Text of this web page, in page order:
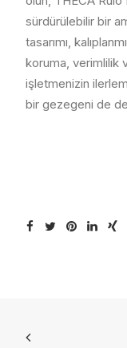
sürdürülebilir bir
tasarımı,
koruma, verimlilik
işletmenizin
bir gezegeni de